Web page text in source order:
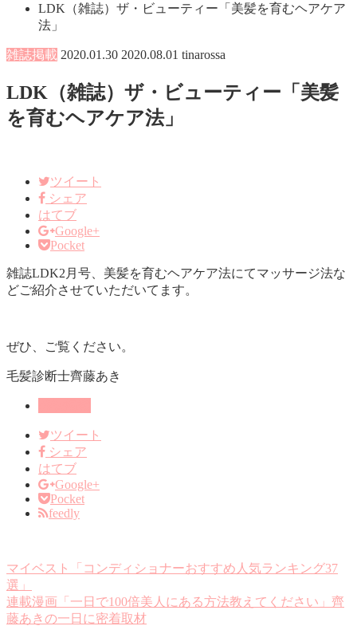
LDK（雑誌）ザ・ビューティー「美髪を育むヘアケア
法」
雑誌掲載 2020.01.30 2020.08.01 tinarossa
LDK（雑誌）ザ・ビューティー「美髪
を育むヘアケア法」
ツイート
シェア
はてブ
Google+
Pocket
雑誌LDK2月号、美髪を育むヘアケア法にてマッサージ法な
どご紹介させていただいてます。
ぜひ、ご覧ください。
毛髪診断士齊藤あき
ツイート
シェア
はてブ
Google+
Pocket
feedly
マイベスト「コンディショナーおすすめ人気ランキング37
選」
連載漫画「一日で100倍美人にある方法教えてください」齊
藤あきの一日に密着取材